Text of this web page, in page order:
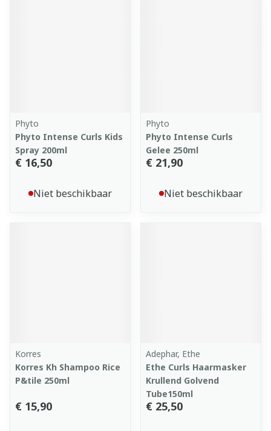
Phyto
Phyto Intense Curls Kids
Spray 200ml
€ 16,50
Niet beschikbaar
Phyto
Phyto Intense Curls
Gelee 250ml
€ 21,90
Niet beschikbaar
Korres
Korres Kh Shampoo Rice
P&tile 250ml
€ 15,90
Adephar, Ethe
Ethe Curls Haarmasker
Krullend Golvend
Tube150ml
€ 25,50